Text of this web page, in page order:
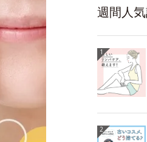
週間人